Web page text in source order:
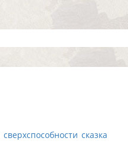
сверхспособности сказка